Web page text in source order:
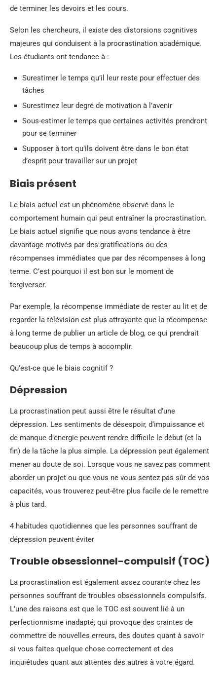
de terminer les devoirs et les cours.
Selon les chercheurs, il existe des distorsions cognitives
majeures qui conduisent à la procrastination académique.
Les étudiants ont tendance à :
Surestimer le temps qu’il leur reste pour effectuer des
tâches
Surestimez leur degré de motivation à l’avenir
Sous-estimer le temps que certaines activités prendront
pour se terminer
Supposer à tort qu’ils doivent être dans le bon état
d’esprit pour travailler sur un projet
Biais présent
Le biais actuel est un phénomène observé dans le
comportement humain qui peut entraîner la procrastination.
Le biais actuel signifie que nous avons tendance à être
davantage motivés par des gratifications ou des
récompenses immédiates que par des récompenses à long
terme. C’est pourquoi il est bon sur le moment de
tergiverser.
Par exemple, la récompense immédiate de rester au lit et de
regarder la télévision est plus attrayante que la récompense
à long terme de publier un article de blog, ce qui prendrait
beaucoup plus de temps à accomplir.
Qu’est-ce que le biais cognitif ?
Dépression
La procrastination peut aussi être le résultat d’une
dépression. Les sentiments de désespoir, d’impuissance et
de manque d’énergie peuvent rendre difficile le début (et la
fin) de la tâche la plus simple. La dépression peut également
mener au doute de soi. Lorsque vous ne savez pas comment
aborder un projet ou que vous ne vous sentez pas sûr de vos
capacités, vous trouverez peut-être plus facile de le remettre
à plus tard.
4 habitudes quotidiennes que les personnes souffrant de
dépression peuvent éviter
Trouble obsessionnel-compulsif (TOC)
La procrastination est également assez courante chez les
personnes souffrant de troubles obsessionnels compulsifs.
L’une des raisons est que le TOC est souvent lié à un
perfectionnisme inadapté, qui provoque des craintes de
commettre de nouvelles erreurs, des doutes quant à savoir
si vous faites quelque chose correctement et des
inquiétudes quant aux attentes des autres à votre égard.